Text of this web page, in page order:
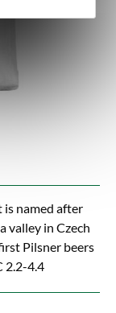
is named after
valley in Czech
Pilsner beers
2.2-4.4